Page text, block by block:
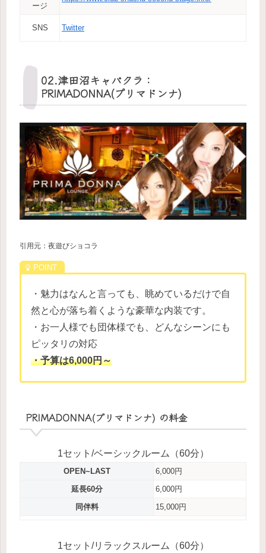
ージ
SNS Twitter
02.津田沼キャバクラ：
PRIMADONNA(プリマドンナ)
引用元：夜遊びショコラ
・魅力はなんと言っても、眺めているだけで自
然と心が落ち着くような豪華な内装です。
・お一人様でも団体様でも、どんなシーンにも
ピッタリの対応
・予算は6,000円～
PRIMADONNA(プリマドンナ) の料金
1セット/ベーシックルーム（60分）
OPEN~LAST
6,000円
延長60分
6,000円
同伴料
15,000円
1セット/リラックスルーム（60分）